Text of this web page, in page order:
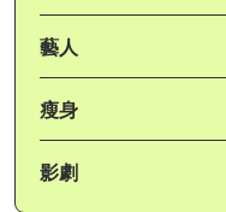
藝人
瘦身
影劇